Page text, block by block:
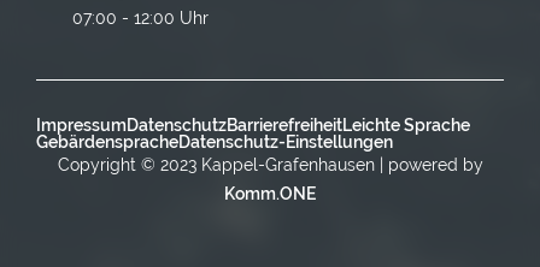
07:00 - 12:00 Uhr
ImpressumDatenschutzBarrierefreiheitLeichte Sprache
GebärdenspracheDatenschutz-Einstellungen
Copyright © 2023 Kappel-Grafenhausen | powered by
Komm.ONE